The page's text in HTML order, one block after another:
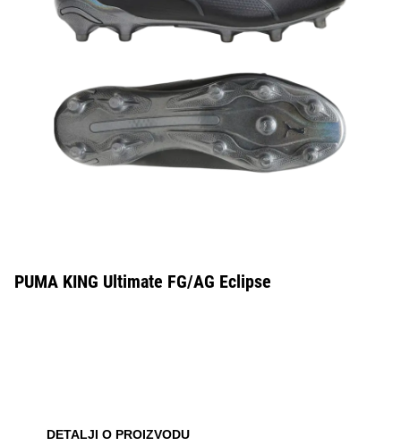
PUMA KING Ultimate FG/AG Eclipse
DETALJI O PROIZVODU